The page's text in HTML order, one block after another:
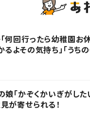
何回行ったら幼稚園お
るよその気持ち」「うち
娘「かぞくかいぎがし
が寄せられる！